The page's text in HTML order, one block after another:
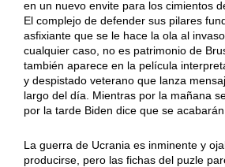
en un nuevo envite para los cimientos
El complejo de defender sus pilares
asfixiante que se le hace la ola al
cualquier caso, no es patrimonio de
también aparece en la película
y despistado veterano que lanza
largo del día. Mientras por la mañana
por la tarde Biden dice que se
La guerra de Ucrania es inminente y
producirse, pero las fichas del puzle